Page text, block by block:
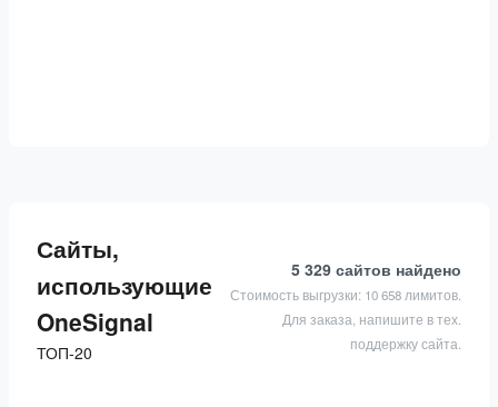
Сайты,
использующие
OneSignal
ТОП-20
5 329 сайтов найдено
Стоимость выгрузки: 10 658 лимитов.
Для заказа, напишите в тех.
поддержку сайта.